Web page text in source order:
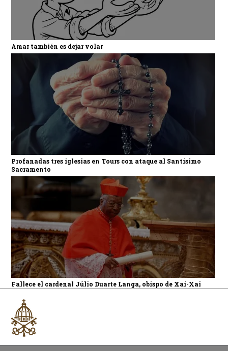
Amar también es dejar volar
Profanadas tres iglesias en Tours con ataque al Santísimo
Sacramento
Fallece el cardenal Júlio Duarte Langa, obispo de Xai-Xai